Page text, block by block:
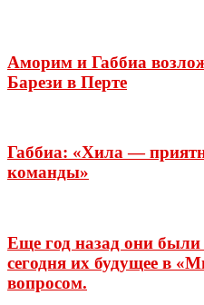
Аморим и Габбиа
Барези в Перте
Габбиа: «Хила —
команды»
Еще год назад они
сегодня их будущее в
вопросом.